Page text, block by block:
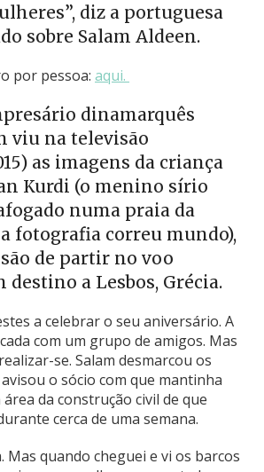
diz a portuguesa
sobre Salam Aldeen.
por pessoa: aqui.
dinamarquês
viu na televisão
as imagens da criança
Kurdi (o menino sírio
numa praia da
fotografia correu mundo),
de partir no voo
destino a Lesbos, Grécia.
a celebrar o seu aniversário. A
com um grupo de amigos. Mas
se. Salam desmarcou os
o sócio com que mantinha
da construção civil de que
cerca de uma semana.
Mas quando cheguei e vi os barcos